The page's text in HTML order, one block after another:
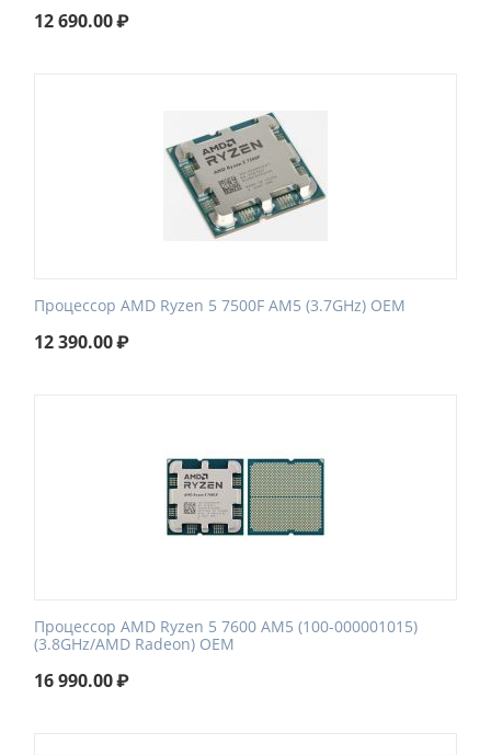
12 690.00₽
Процессор AMD Ryzen 5 7500F AM5 (3.7GHz) OEM
12 390.00₽
Процессор AMD Ryzen 5 7600 AM5 (100-000001015)
(3.8GHz/AMD Radeon) OEM
16 990.00₽